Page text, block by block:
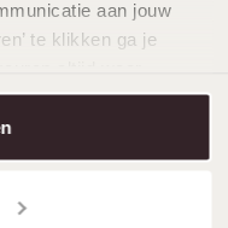
aan jouw
te klikken ga je
onscookiebeleid.